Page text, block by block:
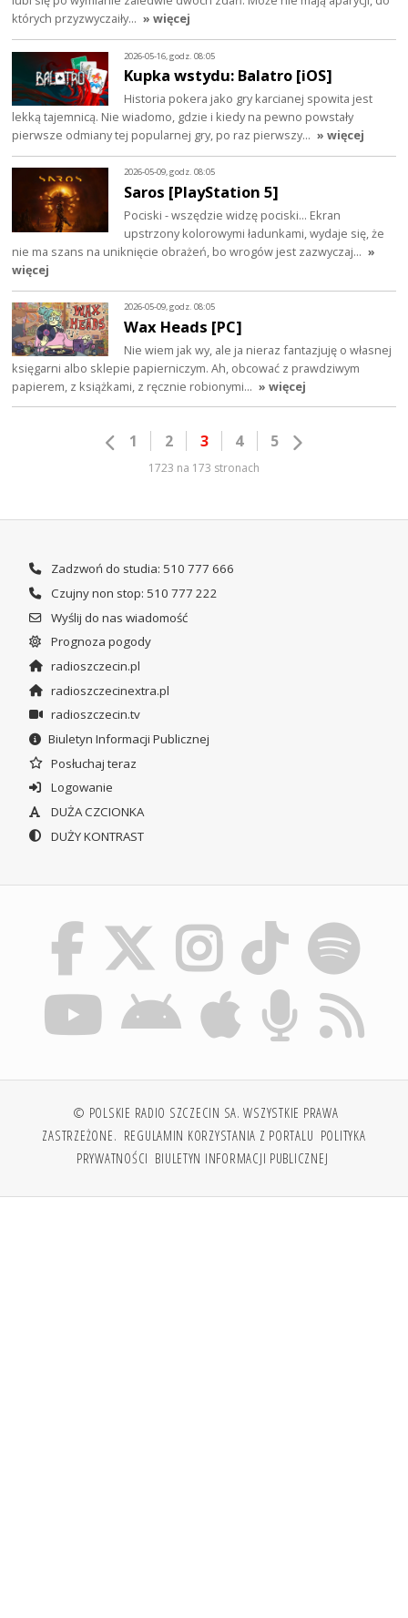
których przyzwyczaiły… » więcej
2026-05-16, godz. 08:05
Kupka wstydu: Balatro [iOS]
Historia pokera jako gry karcianej spowita jest
lekką tajemnicą. Nie wiadomo, gdzie i kiedy na pewno powstały
pierwsze odmiany tej popularnej gry, po raz pierwszy… » więcej
2026-05-09, godz. 08:05
Saros [PlayStation 5]
Pociski - wszędzie widzę pociski... Ekran
upstrzony kolorowymi ładunkami, wydaje się, że
nie ma szans na uniknięcie obrażeń, bo wrogów jest zazwyczaj… »
więcej
2026-05-09, godz. 08:05
Wax Heads [PC]
Nie wiem jak wy, ale ja nieraz fantazjuję o własnej
księgarni albo sklepie papierniczym. Ah, obcować z prawdziwym
papierem, z książkami, z ręcznie robionymi… » więcej
1 2 3 4 5
1723 na 173 stronach
Zadzwoń do studia: 510 777 666
Czujny non stop: 510 777 222
Wyślij do nas wiadomość
Prognoza pogody
radioszczecin.pl
radioszczecinextra.pl
radioszczecin.tv
Biuletyn Informacji Publicznej
Posłuchaj teraz
Logowanie
DUŻA CZCIONKA
DUŻY KONTRAST
© POLSKIE RADIO SZCZECIN SA. WSZYSTKIE PRAWA
ZASTRZEŻONE. REGULAMIN KORZYSTANIA Z PORTALU POLITYKA
PRYWATNOŚCI BIULETYN INFORMACJI PUBLICZNEJ